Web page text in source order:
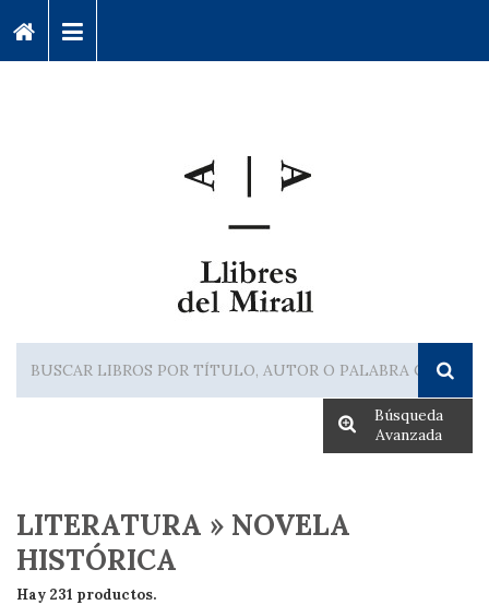
Búsqueda
Avanzada
LITERATURA » NOVELA
HISTÓRICA
Hay 231 productos.